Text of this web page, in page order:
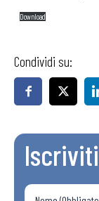
Download
Condividi su: